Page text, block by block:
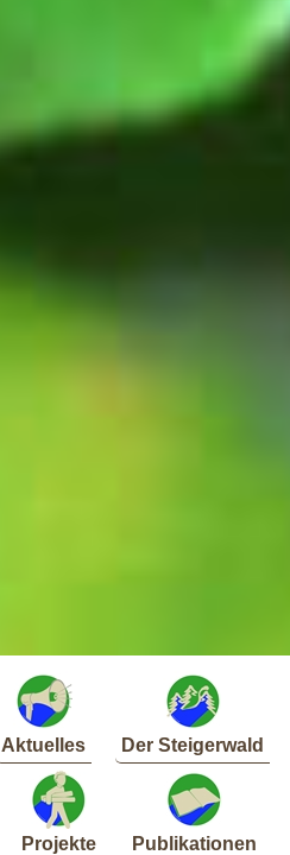
Aktuelles Der Steigerwald
Projekte Publikationen